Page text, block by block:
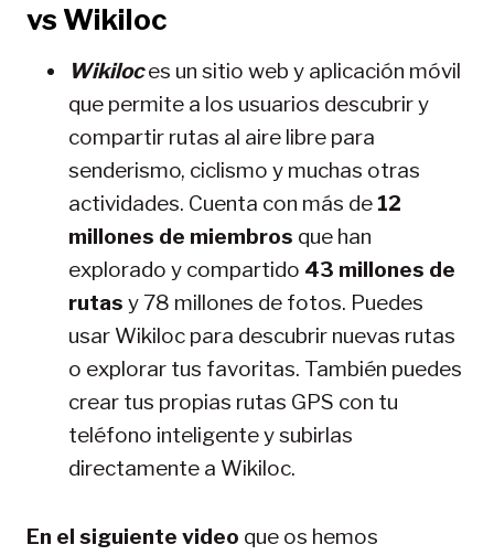
vs Wikiloc
Wikiloces un sitio web y aplicación móvil
que permite a los usuarios descubrir y
compartir rutas al aire libre para
senderismo, ciclismo y muchas otras
actividades. Cuenta con más de 12
millones de miembros que han
explorado y compartido 43 millones de
rutas y 78 millones de fotos. Puedes
usar Wikiloc para descubrir nuevas rutas
o explorar tus favoritas. También puedes
crear tus propias rutas GPS con tu
teléfono inteligente y subirlas
directamente a Wikiloc.
En el siguiente video que os hemos